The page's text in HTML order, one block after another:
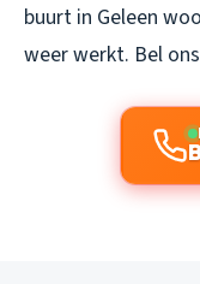
buurt in Geleen
weer werkt. Bel